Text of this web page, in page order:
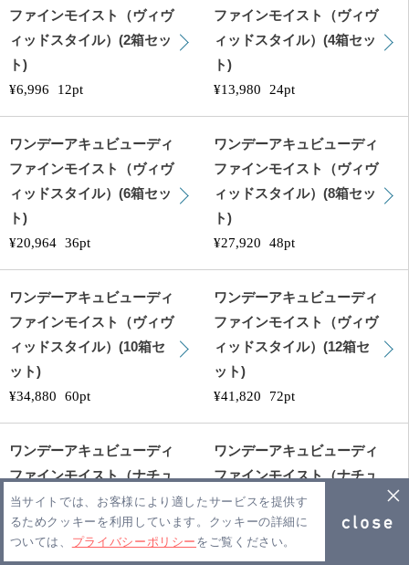
ファインモイスト（ヴィヴ
ィッドスタイル）(2箱セッ
ト)
¥6,996
12pt
ファインモイスト（ヴィヴ
ィッドスタイル）(4箱セッ
ト)
¥13,980
24pt
ワンデーアキュビューディ
ファインモイスト（ヴィヴ
ィッドスタイル）(6箱セッ
ト)
¥20,964 36pt
ワンデーアキュビューディ
ファインモイスト（ヴィヴ
ィッドスタイル）(8箱セッ
ト)
¥27,920 48pt
ワンデーアキュビューディ
ファインモイスト（ヴィヴ
ィッドスタイル）(10箱セ
ット)
¥34,880 60pt
ワンデーアキュビューディ
ファインモイスト（ヴィヴ
ィッドスタイル）(12箱セ
ット)
¥41,820
72pt
ワンデーアキュビューディ
ファインモイスト（ナチュ
ラルシャイン）(2箱セット)
¥6,996
12pt
ワンデーアキュビューディ
ファインモイスト（ナチュ
ラルシャイン）(4箱セット)
¥13,980 24pt
当サイトでは、お客様により適したサービスを提供す
るためクッキーを利用しています。クッキーの詳細に
ついては、 プライバシーポリシー をご覧ください。